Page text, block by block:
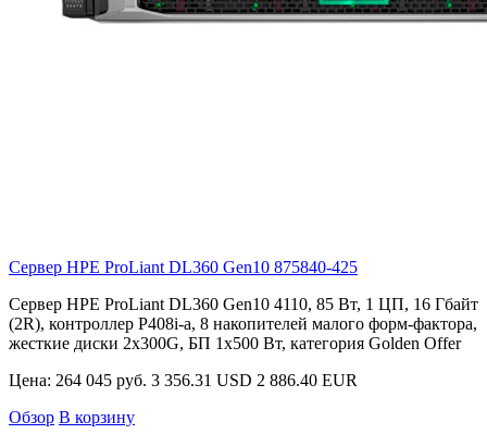
Сервер HPE ProLiant DL360 Gen10 875840-425
Сервер HPE ProLiant DL360 Gen10 4110, 85 Вт, 1 ЦП, 16 Гбайт
(2R), контроллер P408i-a, 8 накопителей малого форм-фактора,
жесткие диски 2x300G, БП 1x500 Вт, категория Golden Offer
Цена: 264 045 руб. 3 356.31 USD 2 886.40 EUR
Обзор В корзину